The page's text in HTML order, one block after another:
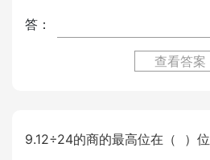
答：
查看答案
9.12÷24的商的最高位在（ ）